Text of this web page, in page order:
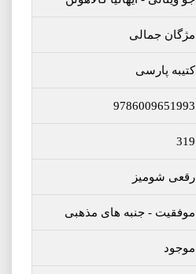
مژگان جمالی
کتیبه پارسی
9786009651993
319
رقعی شومیز
موفقیت - جنبه های مذهبی
موجود